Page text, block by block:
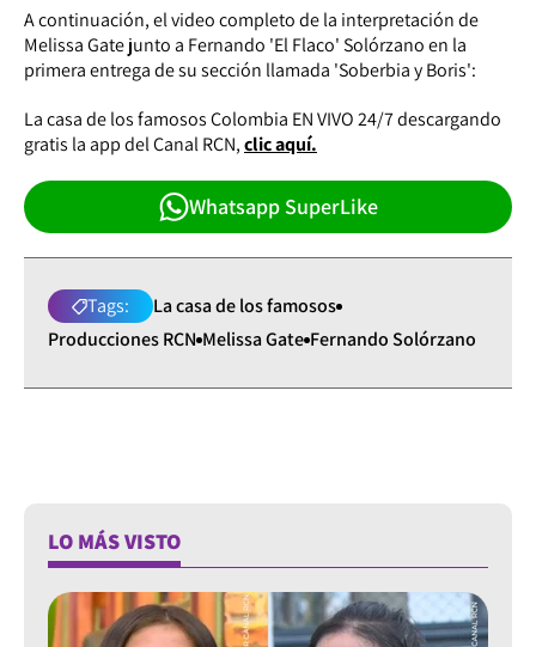
A continuación, el video completo de la interpretación de
Melissa Gate junto a Fernando 'El Flaco' Solórzano en la
primera entrega de su sección llamada 'Soberbia y Boris':
La casa de los famosos Colombia EN VIVO 24/7 descargando
gratis la app del Canal RCN,clic aquí.
Whatsapp SuperLike
Tags:
La casa de los famosos
Producciones RCN Melissa Gate Fernando Solórzano
LO MÁS VISTO